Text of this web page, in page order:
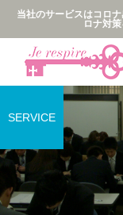
当社のサービスはコロ
ロナ対
SERVICE